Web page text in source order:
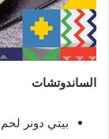
الساندوتشات
بيتي دونر لحم